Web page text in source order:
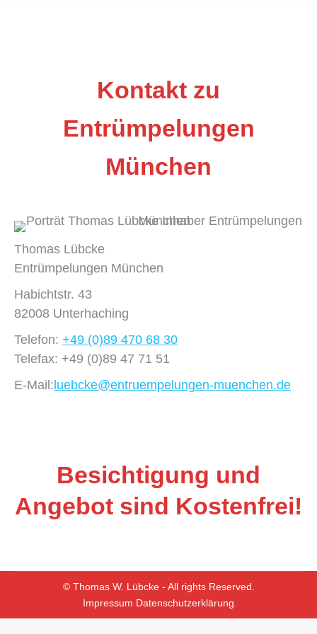
Kontakt zu
Entrümpelungen
München
Thomas Lübcke
Entrümpelungen München
Habichtstr. 43
82008 Unterhaching
Telefon: +49 (0)89 470 68 30
Telefax: +49 (0)89 47 71 51
E-Mail: luebcke@entruempelungen-muenchen.de
Besichtigung und
Angebot sind Kostenfrei!
© Thomas W. Lübcke - All rights Reserved.
Impressum Datenschutzerklärung